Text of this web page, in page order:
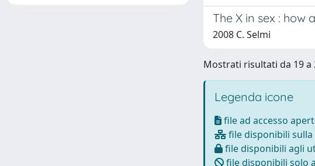
The X in sex : how
2008 C. Selmi
Mostrati risultati da 19 a
Legenda icone
file ad accesso
file disponibili
file disponibili agli
file disponibili solo